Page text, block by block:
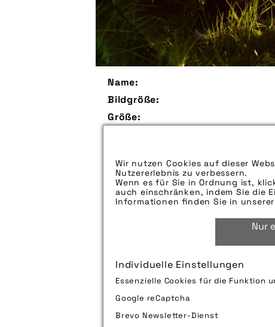
Wir nutzen Cookies auf dieser
Nutzererlebnis zu verbessern.
Wenn es für Sie in Ordnung ist,
auch einschränken, indem Sie die
Informationen finden Sie in
Nur
Individuelle Einstellungen
Essenzielle Cookies für die Funktion
Google reCaptcha
Brevo Newsletter-Dienst
Name:
Bildgröße:
Größe:
Zu verwendender Bildnachweis:
Technik-Info:
Bild downloaden